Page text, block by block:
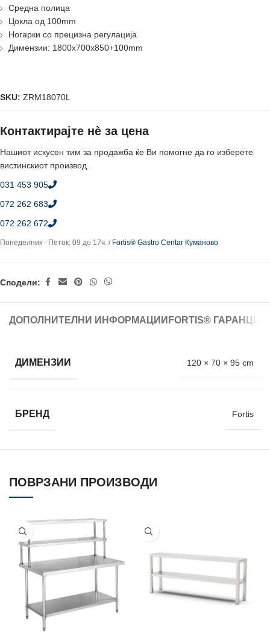
Средна полица
Цокла од 100mm
Ногарки со прецизна регулација
Димензии: 1800x700x850+100mm
SKU: ZRM18070L
Контактирајте нè за цена
Нашиот искусен тим за продажба ќе Ви помогне да го изберете
вистинскиот производ.
031 453 905
072 262 683
072 262 672
Понеделник - Петок: 09 до 17ч. / Fortis® Gastro Centar Куманово
Сподели:
ДОПОЛНИТЕЛНИ ИНФОРМАЦИИ FORTIS®
ДИМЕНЗИИ 120 × 70 × 95 cm
БРЕНД Fortis
ПОВРЗАНИ ПРОИЗВОДИ